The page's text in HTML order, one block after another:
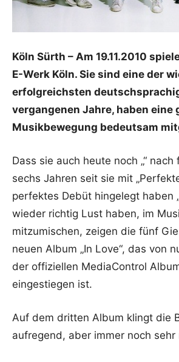
Köln Sürth – Am 19.11.2010
E-Werk Köln. Sie sind eine der
erfolgreichsten
vergangenen Jahre, haben eine
Musikbewegung bedeutsam
Dass sie auch heute noch „“ nach
sechs Jahren seit sie mit
perfektes Debüt hingelegt haben
wieder richtig Lust haben, im
mitzumischen, zeigen die fünf
neuen Album „In Love“, das von
der offiziellen MediaControl
eingestiegen ist.
Auf dem dritten Album klingt die
aufregend, aber immer noch sehr